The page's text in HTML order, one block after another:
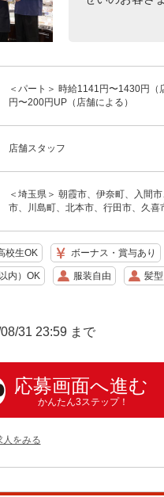
＜パート＞ 時給1141円〜1430円
円〜200円UP（店舗によ
店舗スタッフ
＜埼玉県＞ 朝霞市、伊奈町、入間
市、川島町、北本市、行田市、久
校生OK ボーナス・賞与あり
内）OK 服装自由 髪
31 23:59 まで
応募画面へ進む
かんたん3ステップ！
人をみる